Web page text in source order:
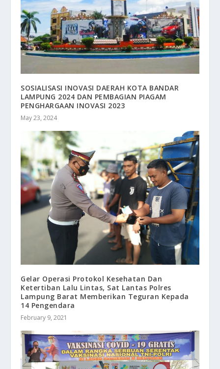
SOSIALISASI INOVASI DAERAH KOTA BANDAR
LAMPUNG 2024 DAN PEMBAGIAN PIAGAM
PENGHARGAAN INOVASI 2023
May 23, 2024
Gelar Operasi Protokol Kesehatan Dan
Ketertiban Lalu Lintas, Sat Lantas Polres
Lampung Barat Memberikan Teguran Kepada
14 Pengendara
February 9, 2021